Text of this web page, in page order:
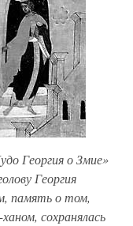
Георгия о Змие»
Георгия
память о том,
сохранялась